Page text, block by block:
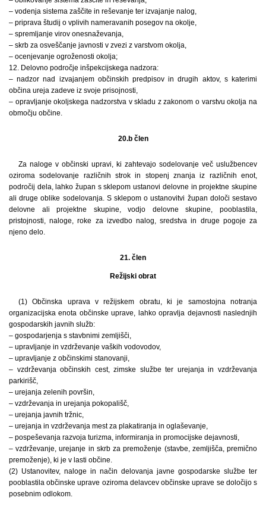
– vodenja sistema zaščite in reševanje ter izvajanje nalog,
– priprava študij o vplivih nameravanih posegov na okolje,
– spremljanje virov onesnaževanja,
– skrb za osveščanje javnosti v zvezi z varstvom okolja,
– ocenjevanje ogroženosti okolja;
12. Delovno področje inšpekcijskega nadzora:
– nadzor nad izvajanjem občinskih predpisov in drugih aktov, s katerimi
občina ureja zadeve iz svoje prisojnosti,
– opravljanje okoljskega nadzorstva v skladu z zakonom o varstvu okolja na
območju občine.
20.b člen
Za naloge v občinski upravi, ki zahtevajo sodelovanje več uslužbencev
oziroma sodelovanje različnih strok in stopenj znanja iz različnih enot,
področij dela, lahko župan s sklepom ustanovi delovne in projektne skupine
ali druge oblike sodelovanja. S sklepom o ustanovitvi župan določi sestavo
delovne ali projektne skupine, vodjo delovne skupine, pooblastila,
pristojnosti, naloge, roke za izvedbo nalog, sredstva in druge pogoje za
njeno delo.
21. člen
Režijski obrat
(1) Občinska uprava v režijskem obratu, ki je samostojna notranja
organizacijska enota občinske uprave, lahko opravlja dejavnosti naslednjih
gospodarskih javnih služb:
– gospodarjenja s stavbnimi zemljišči,
– upravljanje in vzdrževanje vaških vodovodov,
– upravljanje z občinskimi stanovanji,
– vzdrževanja občinskih cest, zimske službe ter urejanja in vzdrževanja
parkirišč,
– urejanja zelenih površin,
– vzdrževanja in urejanja pokopališč,
– urejanja javnih tržnic,
– urejanja in vzdrževanja mest za plakatiranja in oglaševanje,
– pospeševanja razvoja turizma, informiranja in promocijske dejavnosti,
– vzdrževanje, urejanje in skrb za premoženje (stavbe, zemljišča, premično
premoženje), ki je v lasti občine.
(2) Ustanovitev, naloge in način delovanja javne gospodarske službe ter
pooblastila občinske uprave oziroma delavcev občinske uprave se določijo s
posebnim odlokom.